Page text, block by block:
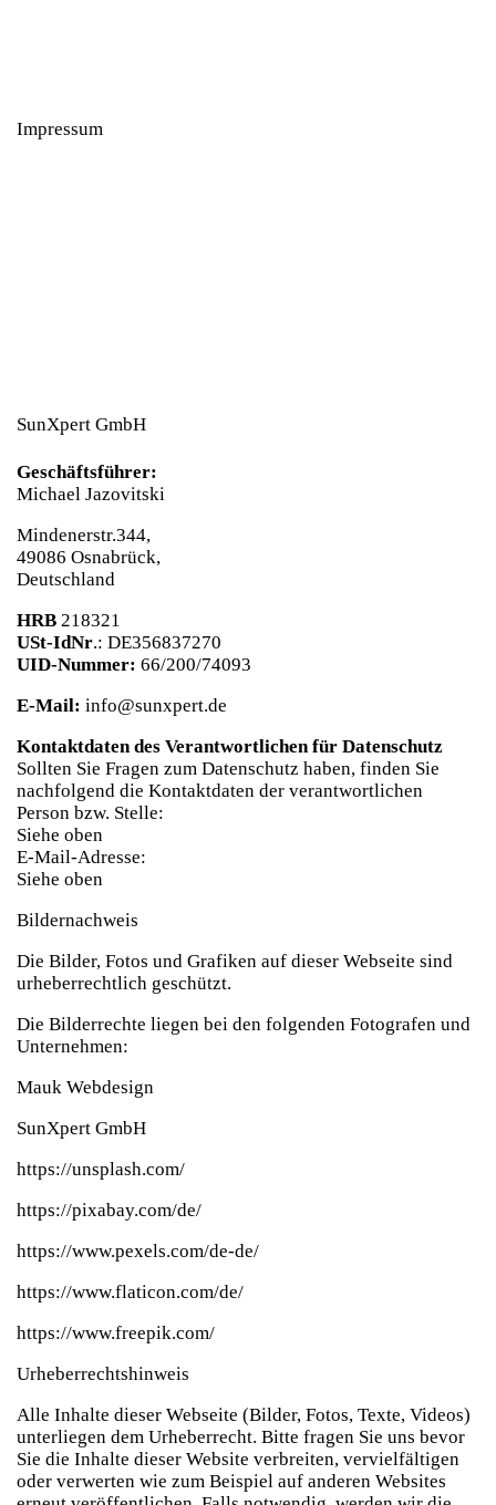
Impressum
SunXpert GmbH
Geschäftsführer:
Michael Jazovitski
Mindenerstr.344,
49086 Osnabrück,
Deutschland
HRB 218321
USt-IdNr.: DE356837270
UID-Nummer: 66/200/74093
E-Mail: info@sunxpert.de
Kontaktdaten des Verantwortlichen für Datenschutz
Sollten Sie Fragen zum Datenschutz haben, finden Sie
nachfolgend die Kontaktdaten der verantwortlichen
Person bzw. Stelle:
Siehe oben
E-Mail-Adresse:
Siehe oben
Bildernachweis
Die Bilder, Fotos und Grafiken auf dieser Webseite sind
urheberrechtlich geschützt.
Die Bilderrechte liegen bei den folgenden Fotografen und
Unternehmen:
Mauk Webdesign
SunXpert GmbH
https://unsplash.com/
https://pixabay.com/de/
https://www.pexels.com/de-de/
https://www.flaticon.com/de/
https://www.freepik.com/
Urheberrechtshinweis
Alle Inhalte dieser Webseite (Bilder, Fotos, Texte, Videos)
unterliegen dem Urheberrecht. Bitte fragen Sie uns bevor
Sie die Inhalte dieser Website verbreiten, vervielfältigen
oder verwerten wie zum Beispiel auf anderen Websites